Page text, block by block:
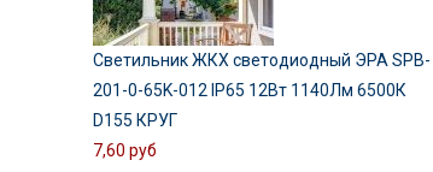
Светильник ЖКХ светодиодный ЭРА SPB-
201-0-65K-012 IP65 12Вт 1140Лм 6500К
D155 КРУГ
7,60 руб